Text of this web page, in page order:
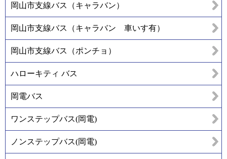
岡山市支線バス（キャラバン）
岡山市支線バス（キャラバン 車いす有）
岡山市支線バス（ポンチョ）
ハローキティ バス
岡電バス
ワンステップバス(岡電)
ノンステップバス(岡電)